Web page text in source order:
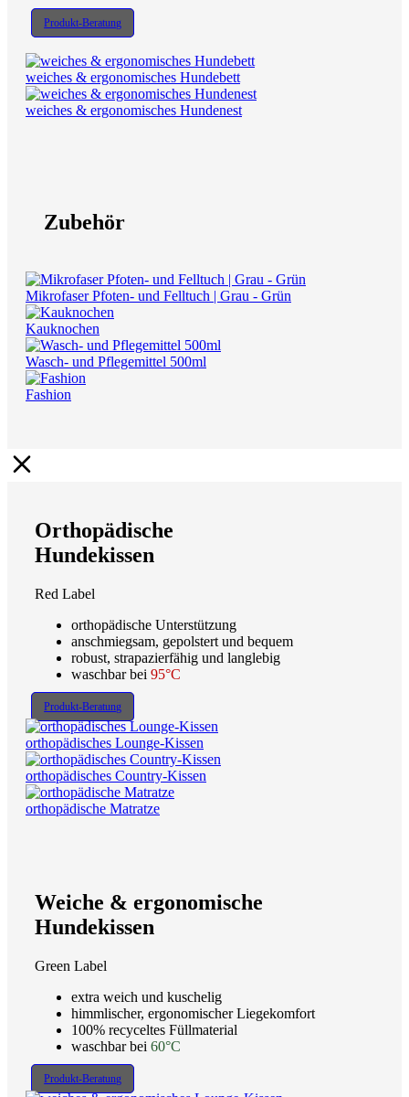
Produkt-Beratung
weiches & ergonomisches Hundebett
weiches & ergonomisches Hundenest
Zubehör
Mikrofaser Pfoten- und Felltuch | Grau - Grün
Kauknochen
Wasch- und Pflegemittel 500ml
Fashion
Orthopädische
Hundekissen
Red Label
orthopädische Unterstützung
anschmiegsam, gepolstert und bequem
robust, strapazierfähig und langlebig
waschbar bei 95°C
Produkt-Beratung
orthopädisches Lounge-Kissen
orthopädisches Country-Kissen
orthopädische Matratze
Weiche & ergonomische
Hundekissen
Green Label
extra weich und kuschelig
himmlischer, ergonomischer Liegekomfort
100% recyceltes Füllmaterial
waschbar bei 60°C
Produkt-Beratung